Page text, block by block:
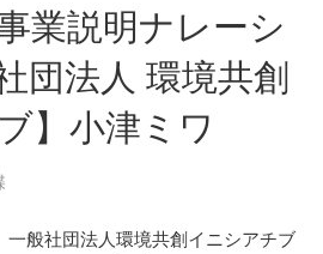
業説明ナレーシ
団法人 環境共創
】小津ミワ
般社団法人環境共創イニシアチブ